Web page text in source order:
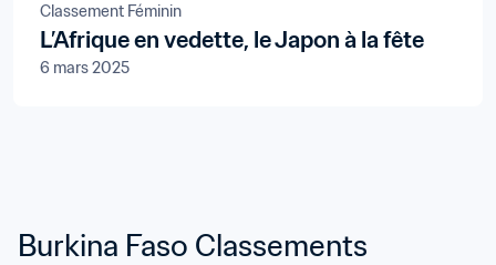
Classement Féminin
L’Afrique en vedette, le Japon à la fête
6 mars 2025
Burkina Faso Classements